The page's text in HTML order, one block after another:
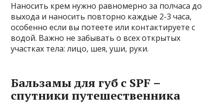
Наносить крем нужно равномерно за полчаса до
выхода и наносить повторно каждые 2-3 часа,
особенно если вы потеете или контактируете с
водой. Важно не забывать о всех открытых
участках тела: лицо, шея, уши, руки.
Бальзамы для губ с SPF –
спутники путешественника